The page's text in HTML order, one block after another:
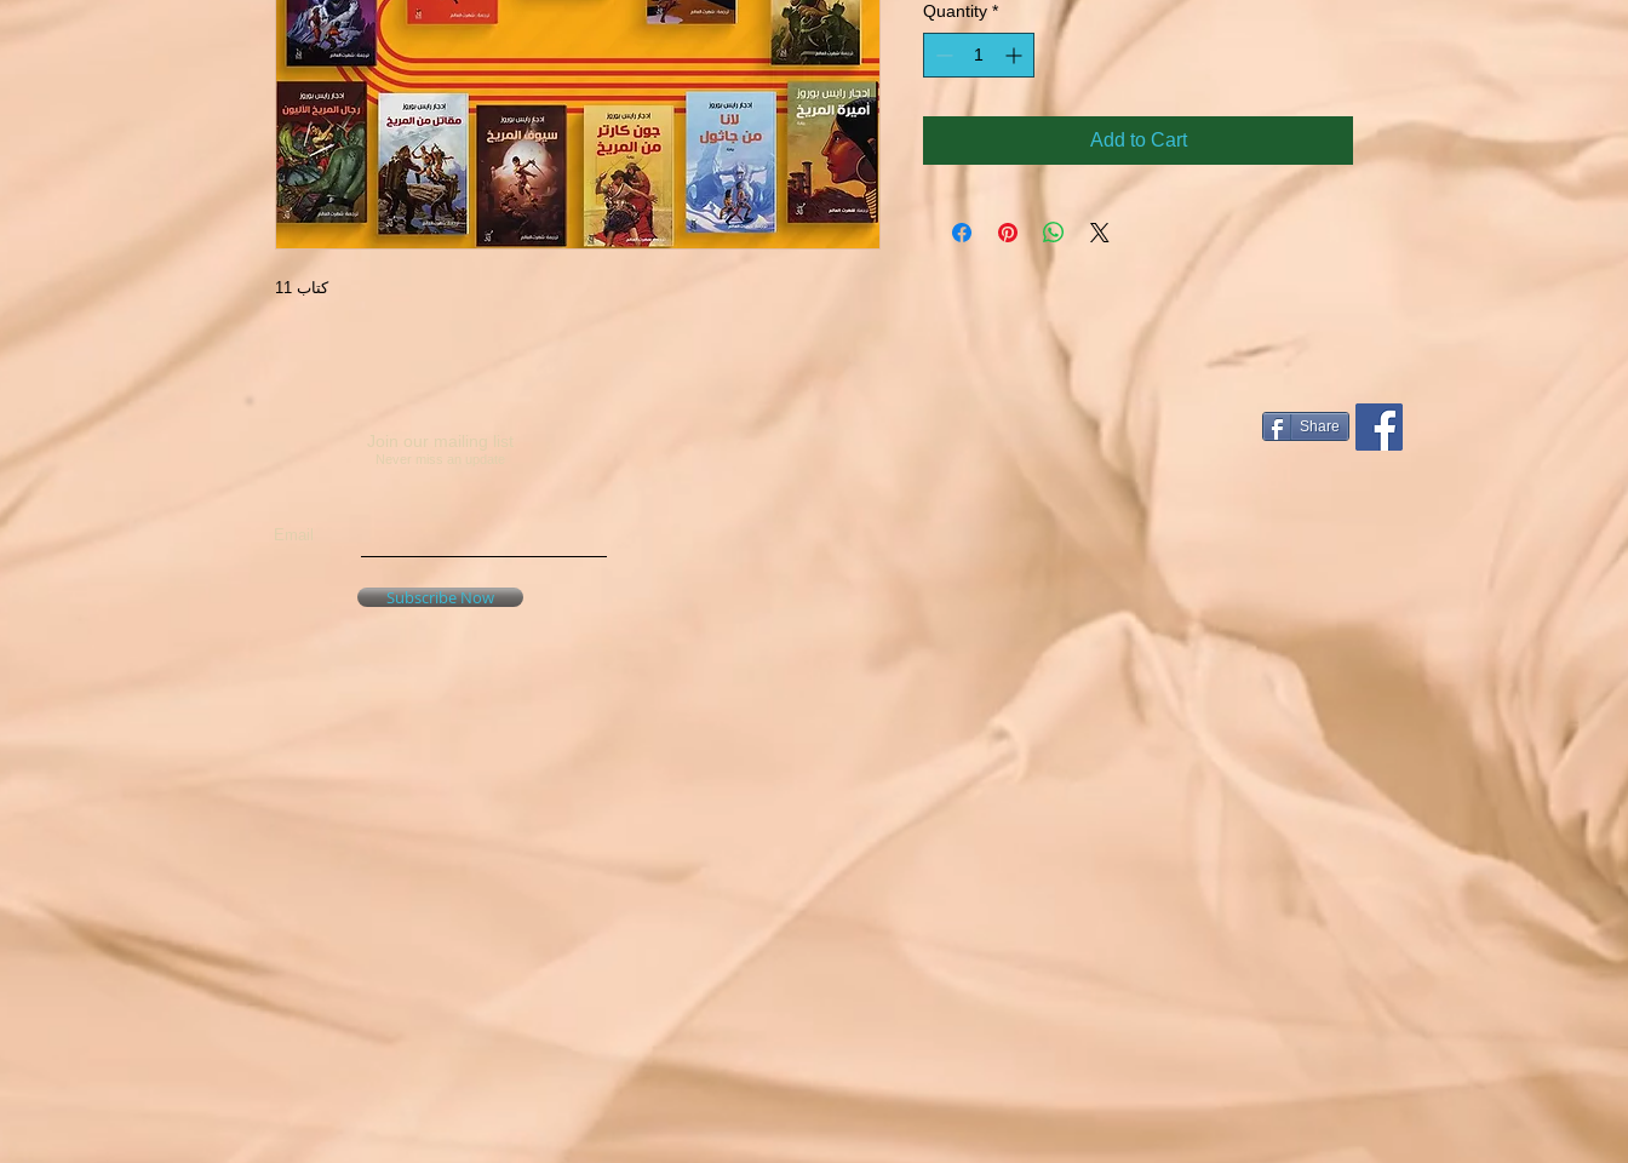
11 كتاب
Quantity *
Add to Cart
Join our mailing list
Never miss an update
Subscribe Now
Share